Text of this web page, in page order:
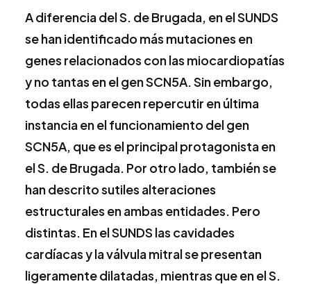
A diferencia del S. de Brugada, en el SUNDS
se han identificado más mutaciones en
genes relacionados con las miocardiopatías
y no tantas en el gen SCN5A. Sin embargo,
todas ellas parecen repercutir en última
instancia en el funcionamiento del gen
SCN5A, que es el principal protagonista en
el S. de Brugada. Por otro lado, también se
han descrito sutiles alteraciones
estructurales en ambas entidades. Pero
distintas. En el SUNDS las cavidades
cardíacas y la válvula mitral se presentan
ligeramente dilatadas, mientras que en el S.